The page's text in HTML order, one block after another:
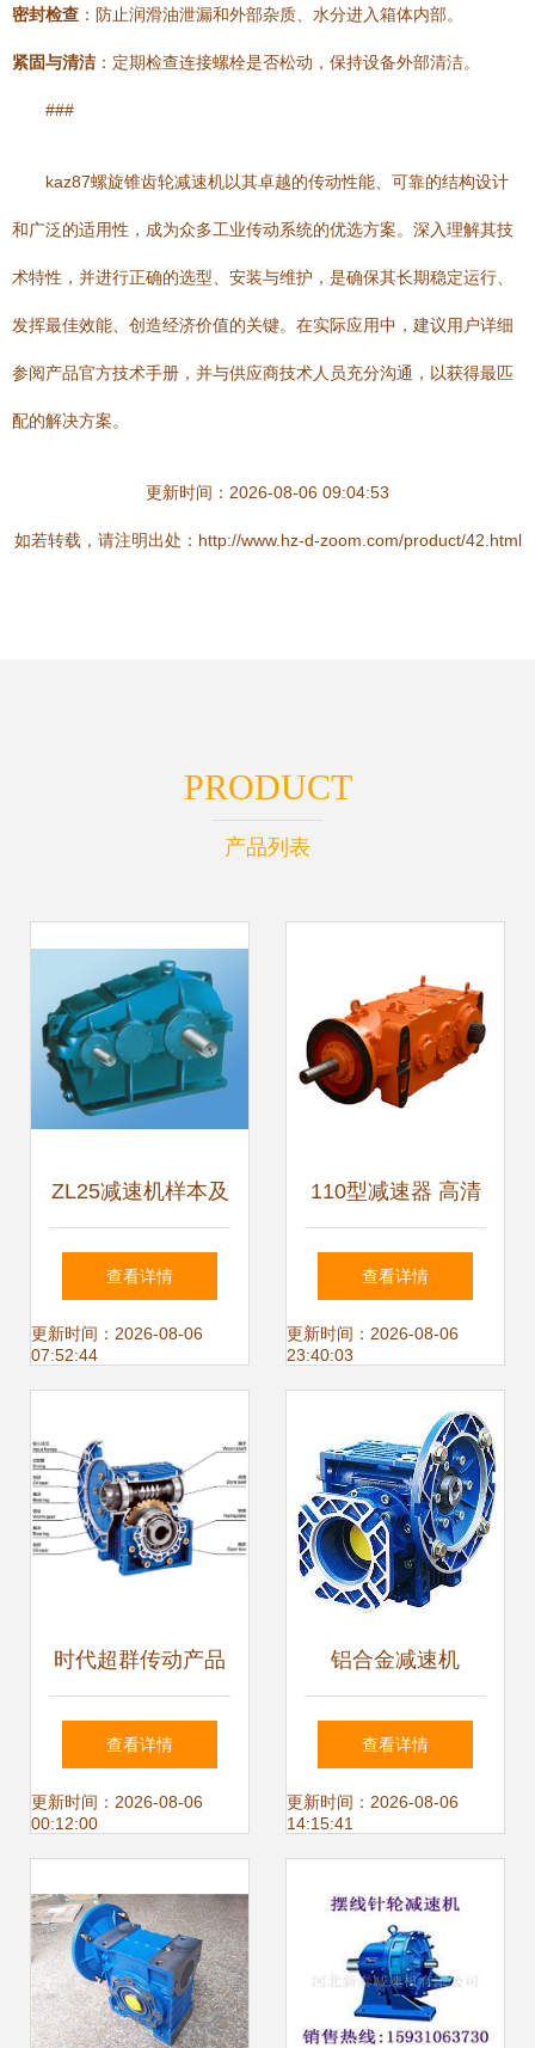
密封检查 ：防止润滑油泄漏和外部杂质、水分进入箱体内部。
紧固与清洁 ：定期检查连接螺栓是否松动，保持设备外部清洁。
###
kaz87螺旋锥齿轮减速机以其卓越的传动性能、可靠的结构设计
和广泛的适用性，成为众多工业传动系统的优选方案。深入理解其技
术特性，并进行正确的选型、安装与维护，是确保其长期稳定运行、
发挥最佳效能、创造经济价值的关键。在实际应用中，建议用户详细
参阅产品官方技术手册，并与供应商技术人员充分沟通，以获得最匹
配的解决方案。
更新时间：2026-08-06 09:04:53
如若转载，请注明出处：http://www.hz-d-zoom.com/product/42.html
PRODUCT
产品列表
ZL25减速机样本及
产品图片-机电商情
网电子样本库
查看详情
更新时间：2026-08-06
07:52:44
110型减速器 高清
结构图与环保工业
应用解析
查看详情
更新时间：2026-08-06
23:40:03
时代超群传动产品
解析 YNN换向器及
其在减速器中的应
查看详情
更新时间：2026-08-06
00:12:00
铝合金减速机
RV075/50_CO在
土木工程领域的应
术解析
查看详情
更新时间：2026-08-06
14:15:41